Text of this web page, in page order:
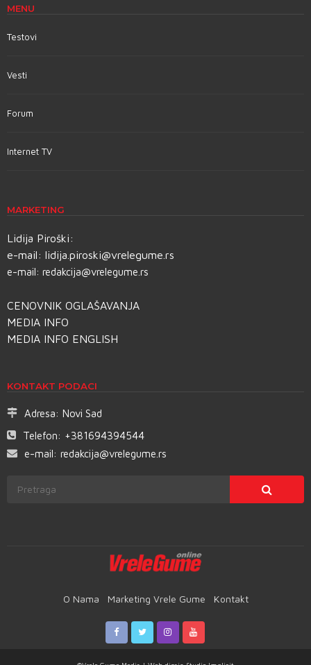
MENU
Testovi
Vesti
Forum
Internet TV
MARKETING
Lidija Piroški:
e-mail: lidija.piroski@vrelegume.rs
e-mail: redakcija@vrelegume.rs
CENOVNIK OGLAŠAVANJA
MEDIA INFO
MEDIA INFO ENGLISH
KONTAKT PODACI
Adresa: Novi Sad
Telefon: +381694394544
e-mail: redakcija@vrelegume.rs
O Nama Marketing Vrele Gume Kontakt